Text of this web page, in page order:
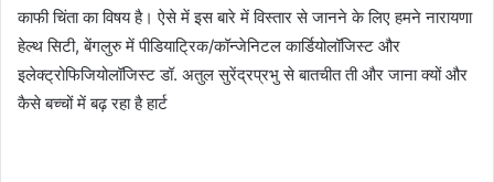
काफी चिंता का विषय है। ऐसे में इस बारे में विस्तार से जानने के लिए हमने नारायणा
हेल्थ सिटी, बेंगलुरु में पीडियाट्रिक/कॉन्जेनिटल कार्डियोलॉजिस्ट और
इलेक्ट्रोफिजियोलॉजिस्ट डॉ. अतुल सुरेंद्रप्रभु से बातचीत ती और जाना क्यों और
कैसे बच्चों में बढ़ रहा है हार्ट